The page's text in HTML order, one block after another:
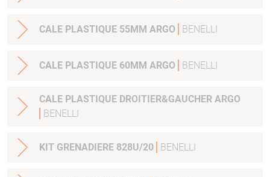
CALE PLASTIQUE 55MM ARGO BENELLI
CALE PLASTIQUE 60MM ARGO BENELLI
CALE PLASTIQUE DROITIER&GAUCHER ARGO
BENELLI
KIT GRENADIERE 828U/20 BENELLI